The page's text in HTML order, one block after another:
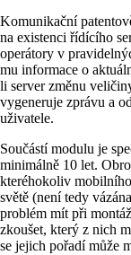
Komunikační
na existenci řídícího
operátory v
mu informace o
li server změnu
vygeneruje zprávu a
uživatele.
Součástí modulu je
minimálně 10 let.
kteréhokoliv
světě (není tedy
problém mít při
zkoušet, který z nich
se jejich pořadí může